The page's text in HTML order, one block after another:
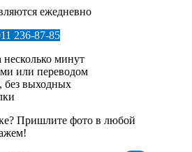
ежедневно
236-87-85
минут
или переводом
без выходных
Пришлите фото в любой